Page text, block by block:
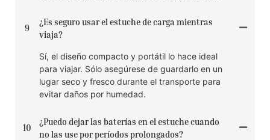
9
¿Es seguro usar el estuche de carga mientras
viaja?
Sí, el diseño compacto y portátil lo hace ideal
para viajar. Sólo asegúrese de guardarlo en un
lugar seco y fresco durante el transporte para
evitar daños por humedad.
10
¿Puedo dejar las baterías en el estuche cuando
no las use por períodos prolongados?